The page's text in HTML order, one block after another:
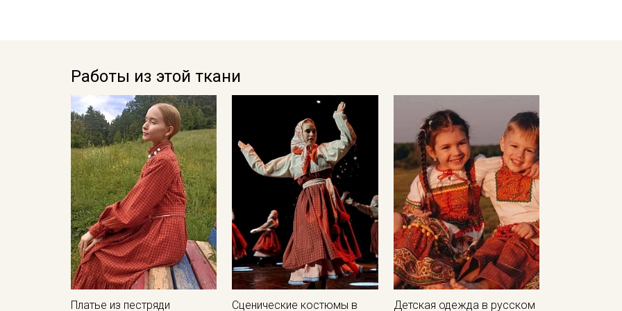
- сухая профессиональная чистка запрещена;
- мокрая профессиональная чистка запрещена.
Обратите внимание: цветопередача на экране может
настроек вашего монитора и номера партии. Для точного
ткани или связаться с менеджером для уточнения
Внимание! На ткани могут встречаться утолщения
другого цвета, ширина ткани (±2см). Для данного вида
вырезаем. Просим учитывать это при заказе.
Работы из этой ткани
Платье из пестряди
Сценические костюмы в
Детская одежда в русском